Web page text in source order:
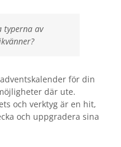
typerna av
för din
där ute.
och verktyg är en hit,
och uppgradera sina